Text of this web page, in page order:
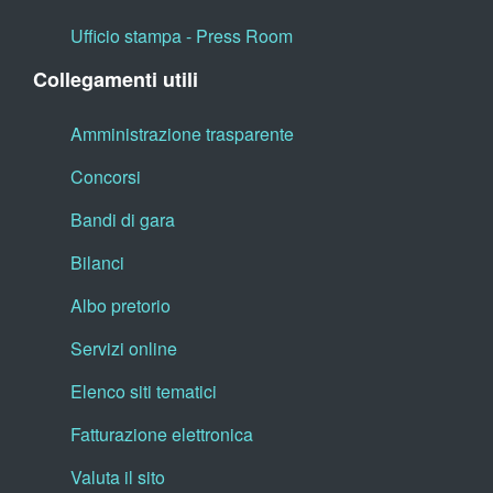
Ufficio stampa - Press Room
Collegamenti utili
Amministrazione trasparente
Concorsi
Bandi di gara
Bilanci
Albo pretorio
Servizi online
Elenco siti tematici
Fatturazione elettronica
Valuta il sito